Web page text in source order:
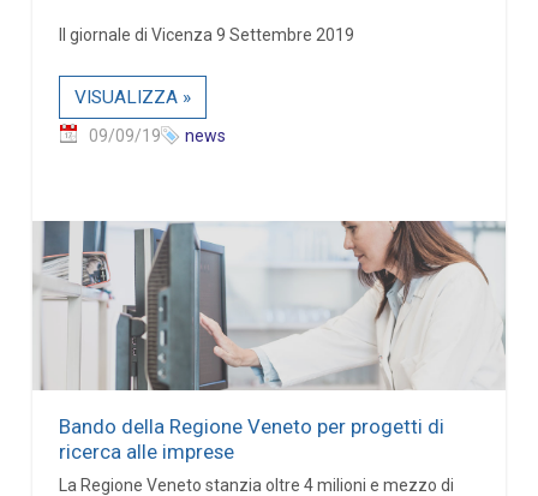
Il giornale di Vicenza 9 Settembre 2019
VISUALIZZA »
09/09/19 news
Bando della Regione Veneto per progetti di
ricerca alle imprese
La Regione Veneto stanzia oltre 4 milioni e mezzo di